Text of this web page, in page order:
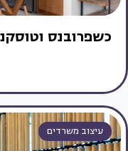
כשפרובנס
עיצוב משרדים